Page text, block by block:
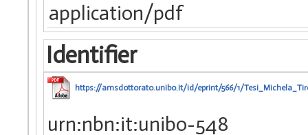
application/pdf
Identifier
https://amsdottorato.unibo.it/id/eprint/566/1/
urn:nbn:it:unibo-548